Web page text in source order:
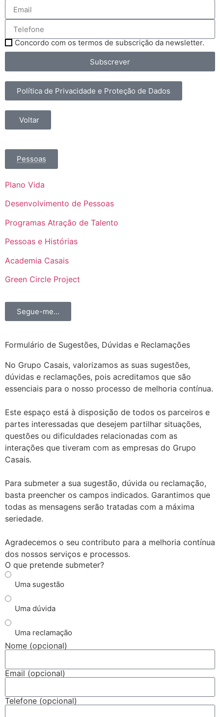
Concordo com os termos de subscrição da newsletter.
Subscrever
Política de Privacidade e Proteção de Dados
Voltar
Pessoas
Plano Vida
Desenvolvimento de Pessoas
Programas Atração de Talento
Pessoas e Histórias
Academia Casais
Green Circle Project
Segue-me...
Formulário de Sugestões, Dúvidas e Reclamações
No Grupo Casais, valorizamos as suas sugestões,
dúvidas e reclamações, pois acreditamos que são
essenciais para o nosso processo de melhoria contínua.
Este espaço está à disposição de todos os parceiros e
partes interessadas que desejem partilhar situações,
questões ou dificuldades relacionadas com as
interações que tiveram com as empresas do Grupo
Casais.
Para submeter a sua sugestão, dúvida ou reclamação,
basta preencher os campos indicados. Garantimos que
todas as mensagens serão tratadas com a máxima
seriedade.
Agradecemos o seu contributo para a melhoria contínua
dos nossos serviços e processos.
O que pretende submeter?
Uma sugestão
Uma dúvida
Uma reclamação
Nome (opcional)
Email (opcional)
Telefone (opcional)